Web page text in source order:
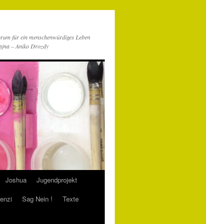
für ein menschenwürdiges Leben
– Aniko Drozdy
Joshua
Jugendprojekt
Sag Nein !
Texte